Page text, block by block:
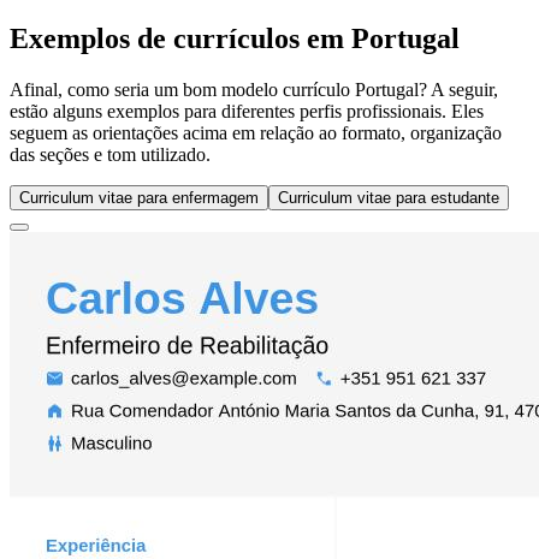
Exemplos de currículos em Portugal
Afinal, como seria um bom modelo currículo Portugal? A seguir,
estão alguns exemplos para diferentes perfis profissionais. Eles
seguem as orientações acima em relação ao formato, organização
das seções e tom utilizado.
Curriculum vitae para enfermagem Curriculum vitae para estudante